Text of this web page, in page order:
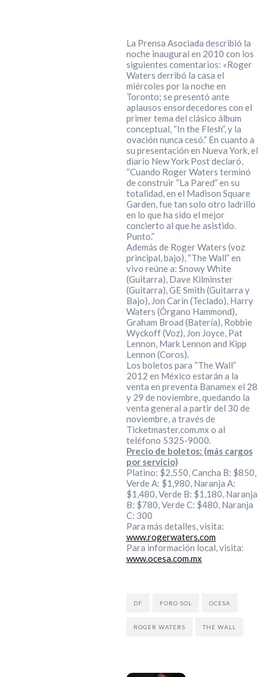
La Prensa Asociada describió la
noche inaugural en 2010 con los
siguientes comentarios: «Roger
Waters derribó la casa el
miércoles por la noche en
Toronto; se presentó ante
aplausos ensordecedores con el
primer tema del clásico álbum
conceptual, “In the Flesh”, y la
ovación nunca cesó.” En cuanto a
su presentación en Nueva York, el
diario New York Post declaró,
“Cuando Roger Waters terminó
de construir “La Pared” en su
totalidad, en el Madison Square
Garden, fue tan solo otro ladrillo
en lo que ha sido el mejor
concierto al que he asistido.
Punto.”
Además de Roger Waters (voz
principal, bajo), “The Wall” en
vivo reúne a: Snowy White
(Guitarra), Dave Kilminster
(Guitarra), GE Smith (Guitarra y
Bajo), Jon Carin (Teclado), Harry
Waters (Órgano Hammond),
Graham Broad (Batería), Robbie
Wyckoff (Voz), Jon Joyce, Pat
Lennon, Mark Lennon and Kipp
Lennon (Coros).
Los boletos para “The Wall”
2012 en México estarán a la
venta en preventa Banamex el 28
y 29 de noviembre, quedando la
venta general a partir del 30 de
noviembre, a través de
Ticketmaster.com.mx o al
teléfono 5325-9000.
Precio de boletos: (más cargos
por servicio)
Platino: $2,550, Cancha B: $850,
Verde A: $1,980, Naranja A:
$1,480, Verde B: $1,180, Naranja
B: $780, Verde C: $480, Naranja
C: 300
Para más detalles, visita:
www.rogerwaters.com
Para información local, visita:
www.ocesa.com.mx
DF FORO SOL OCESA
ROGER WATERS THE WALL